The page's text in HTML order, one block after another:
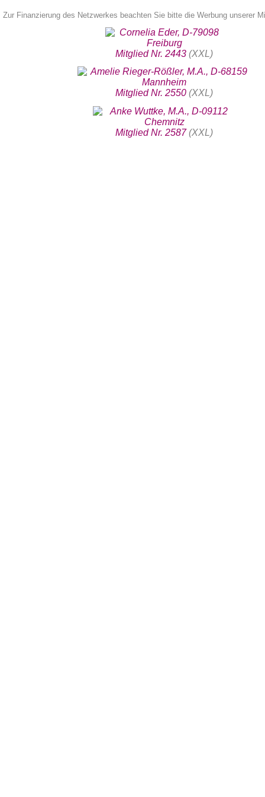
Zur Finanzierung des Netzwerkes beachten Sie bitte die Werbung unserer
Mitglied Nr. 2443 (XXL)
Mitglied Nr. 2550 (XXL)
Mitglied Nr. 2587(XXL)